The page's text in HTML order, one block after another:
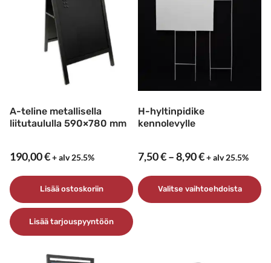
A-teline metallisella
liitutaululla 590×780 mm
190,00€+ alv 25.5%
Lisää ostoskoriin
Lisää tarjouspyyntöön
H-hyltinpidike
kennolevylle
7,50€–8,90€Hintaluokka:
-
8,90 €
+ alv 25.5%
Valitse vaihtoehdoista